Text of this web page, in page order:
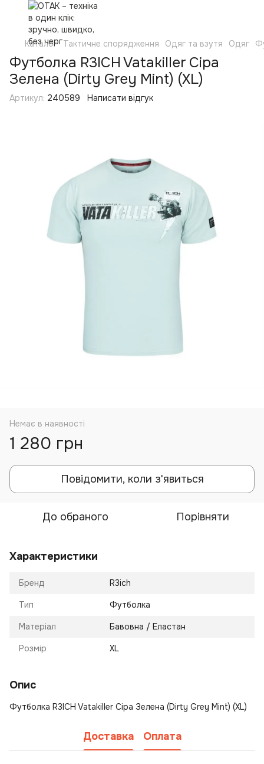
Каталог Тактичне спорядження Одяг та взутя Одяг
Футболка R3ICH Vatakiller Сіра
Зелена (Dirty Grey Mint) (XL)
Артикул: 240589 Написати відгук
Немає в наявності
1 280 грн
Повідомити, коли з'явиться
До обраного Порівняти
Характеристики
Бренд R3ich
Тип Футболка
Матеріал Бавовна / Еластан
Розмір XL
Опис
Футболка R3ICH Vatakiller Сіра Зелена (Dirty Grey Mint) (XL)
Доставка Оплата